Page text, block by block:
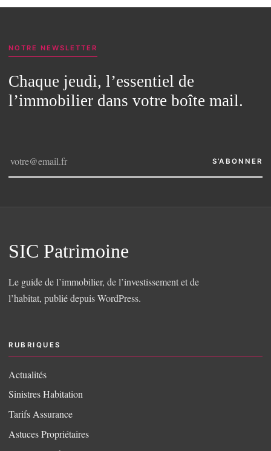
NOTRE NEWSLETTER
Chaque jeudi, l’essentiel de
l’immobilier dans votre boîte mail.
S’ABONNER
SIC Patrimoine
Le guide de l’immobilier, de l’investissement et de
l’habitat, publié depuis WordPress.
RUBRIQUES
Actualités
Sinistres Habitation
Tarifs Assurance
Astuces Propriétaires